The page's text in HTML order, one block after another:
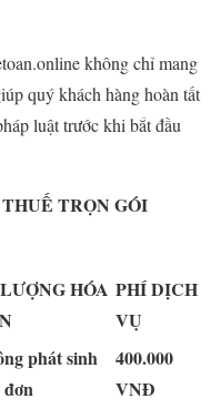
không chỉ mang
quý khách hàng hoàn tất
luật trước khi bắt đầu
TRỌN GÓI
HÓA PHÍ DỊCH
VỤ
phát sinh
đơn
400.000
VNĐ